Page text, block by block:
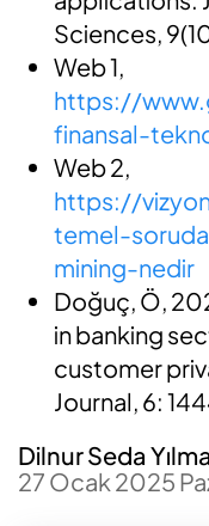
Sciences,
Web 1,
https://
finansal-
Web 2,
https://
temel-
mining-nedir
Doğuç, Ö,
in banking
customer
Journal, 6:
Dilnur Seda
27 Ocak 2025